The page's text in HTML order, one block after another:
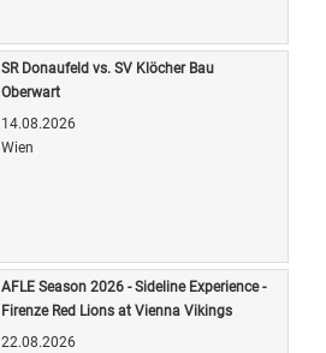
SR Donaufeld vs. SV Klöcher Bau
Oberwart
14.08.2026
Wien
AFLE Season 2026 - Sideline Experience -
Firenze Red Lions at Vienna Vikings
22.08.2026